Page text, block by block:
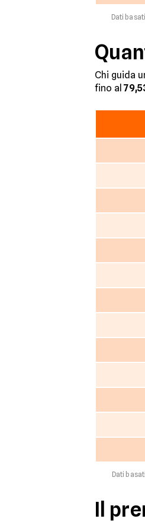
Dati
Chi guida
fino al
Dati
Il